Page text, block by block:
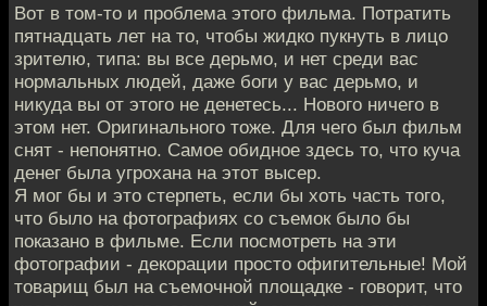
Вот в том-то и проблема этого фильма. Потратить
пятнадцать лет на то, чтобы жидко пукнуть в лицо
зрителю, типа: вы все дерьмо, и нет среди вас
нормальных людей, даже боги у вас дерьмо, и
никуда вы от этого не денетесь... Нового ничего в
этом нет. Оригинального тоже. Для чего был фильм
снят - непонятно. Самое обидное здесь то, что куча
денег была угрохана на этот высер.
Я мог бы и это стерпеть, если бы хоть часть того,
что было на фотографиях со съемок было бы
показано в фильме. Если посмотреть на эти
фотографии - декорации просто офигительные! Мой
товарищ был на съемочной площадке - говорит, что